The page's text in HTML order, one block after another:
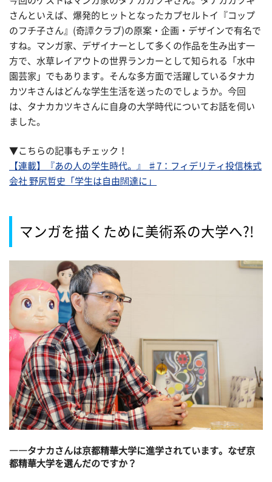
さんといえば、爆発的ヒットとなったカプセルトイ『コップ
のフチ子さん』(奇譚クラブ)の原案・企画・デザインで有名で
すね。マンガ家、デザイナーとして多くの作品を生み出す一
方で、水草レイアウトの世界ランカーとして知られる「水中
園芸家」でもあります。そんな多方面で活躍しているタナカ
カツキさんはどんな学生生活を送ったのでしょうか。今回
は、タナカカツキさんに自身の大学時代についてお話を伺い
ました。
▼こちらの記事もチェック！
【連載】『あの人の学生時代。』 ♯7：フィデリティ投信株式
会社 野尻哲史「学生は自由闊達に」
マンガを描くために美術系の大学へ?!
――タナカさんは京都精華大学に進学されています。なぜ京
都精華大学を選んだのですか？